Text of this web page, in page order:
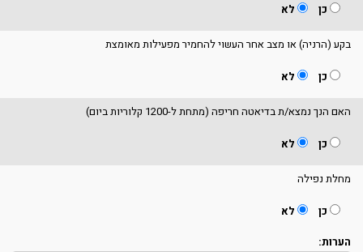
כן לא
בקע (הרניה) או מצב אחר העשוי להחמיר מפעילות מאומצת
כן לא
האם הנך נמצא/ת בדיאטה חריפה (מתחת ל-1200 קלוריות ביום)
כן לא
מחלת נפילה
כן
לא
הערות: